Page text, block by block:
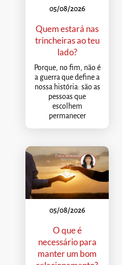
05/08/2026
Quem estará nas
trincheiras ao teu
lado?
Porque, no fim, não é
a guerra que define a
nossa história: são as
pessoas que
escolhem
permanecer
05/08/2026
O que é
necessário para
manter um bom